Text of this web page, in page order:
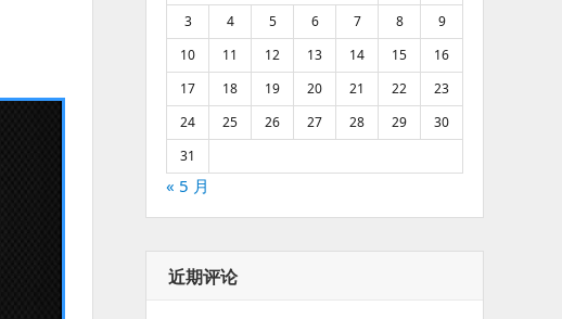
3
4 5 6 7 8
9
10
11 12 13 14 15
16
17
18 19 20 21 22
23
24
25 26 27 28 29
30
31
« 5 月
近期评论